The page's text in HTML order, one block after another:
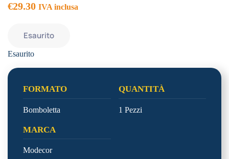
€29.30 IVA inclusa
Esaurito
Esaurito
FORMATO
Bomboletta
QUANTITÀ
1 Pezzi
MARCA
Modecor